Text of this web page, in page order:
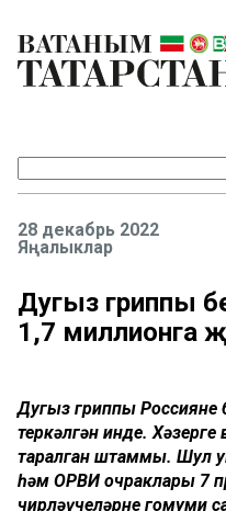
28 декабрь 2022
Яңалыклар
Дуңгыз гриппы
1,7 миллионга
Дуңгыз гриппы
теркәлгән инде. Хәзерге
таралган штаммы. Шул
һәм ОРВИ очраклары 7
чирләүчеләрнең гомуми